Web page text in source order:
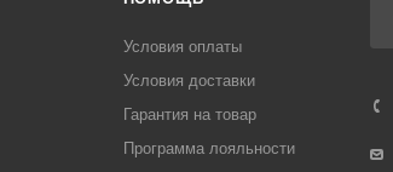
Условия оплаты
Условия доставки
Гарантия на товар
Программа лояльности